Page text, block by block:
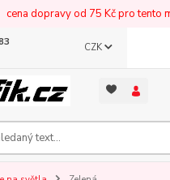
cena dopravy od 75 Kč pro tento
CZK